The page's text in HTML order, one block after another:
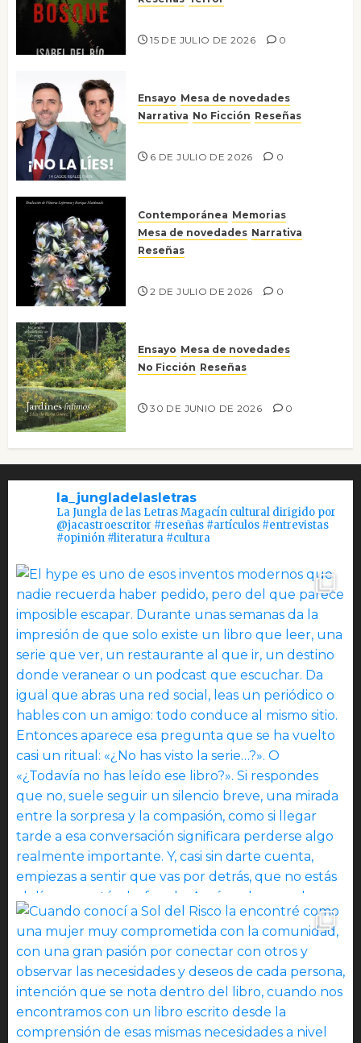
15 DE JULIO DE 2026 0
Ensayo Mesa de novedades
Narrativa No Ficción Reseñas
6 DE JULIO DE 2026 0
Contemporánea Memorias
Mesa de novedades Narrativa
Reseñas
2 DE JULIO DE 2026 0
Ensayo Mesa de novedades
No Ficción Reseñas
30 DE JUNIO DE 2026 0
la_jungladelasletras
La Jungla de las Letras Magacín cultural dirigido por
@jacastroescritor #reseñas #artículos #entrevistas
#opinión #literatura #cultura